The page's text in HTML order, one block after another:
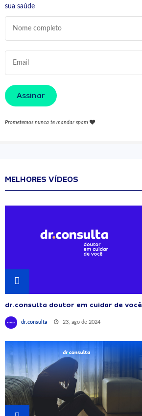
sua saúde
Assinar
Prometemos nunca te mandar spam
MELHORES VÍDEOS
dr.consulta doutor em cuidar de você
dr.consulta 23, ago de 2024